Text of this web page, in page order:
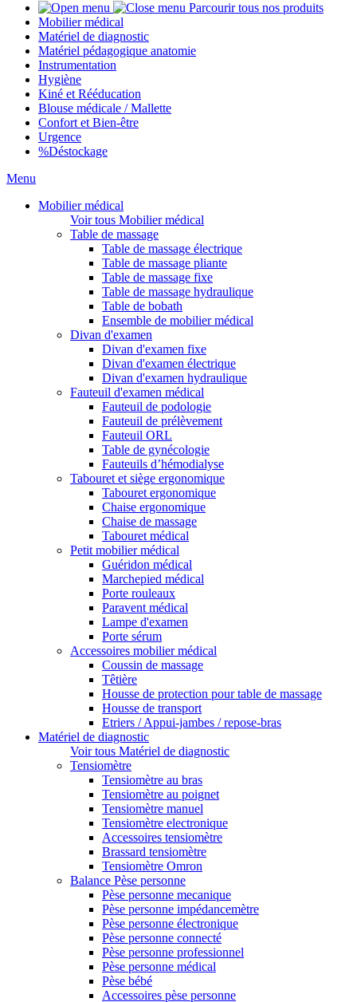
Parcourir tous nos produits
Mobilier médical
Matériel de diagnostic
Matériel pédagogique anatomie
Instrumentation
Hygiène
Kiné et Rééducation
Blouse médicale / Mallette
Confort et Bien-être
Urgence
%Déstockage
Menu
Mobilier médical
Voir tous Mobilier médical
Table de massage
Table de massage électrique
Table de massage pliante
Table de massage fixe
Table de massage hydraulique
Table de bobath
Ensemble de mobilier médical
Divan d'examen
Divan d'examen fixe
Divan d'examen électrique
Divan d'examen hydraulique
Fauteuil d'examen médical
Fauteuil de podologie
Fauteuil de prélèvement
Fauteuil ORL
Table de gynécologie
Fauteuils d’hémodialyse
Tabouret et siège ergonomique
Tabouret ergonomique
Chaise ergonomique
Chaise de massage
Tabouret médical
Petit mobilier médical
Guéridon médical
Marchepied médical
Porte rouleaux
Paravent médical
Lampe d'examen
Porte sérum
Accessoires mobilier médical
Coussin de massage
Têtière
Housse de protection pour table de massage
Housse de transport
Etriers / Appui-jambes / repose-bras
Matériel de diagnostic
Voir tous Matériel de diagnostic
Tensiomètre
Tensiomètre au bras
Tensiomètre au poignet
Tensiomètre manuel
Tensiomètre electronique
Accessoires tensiomètre
Brassard tensiomètre
Tensiomètre Omron
Balance Pèse personne
Pèse personne mecanique
Pèse personne impédancemètre
Pèse personne électronique
Pèse personne connecté
Pèse personne professionnel
Pèse personne médical
Pèse bébé
Accessoires pèse personne